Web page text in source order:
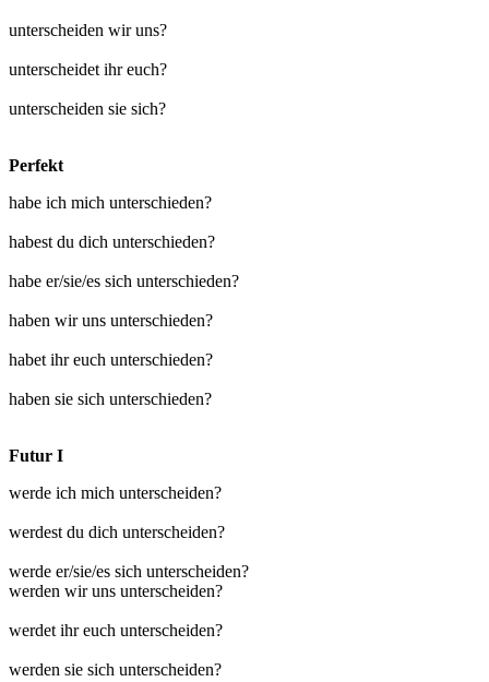
unterscheiden wir uns?
unterscheidet ihr euch?
unterscheiden sie sich?
Perfekt
habe ich mich unterschieden?
habest du dich unterschieden?
habe er/sie/es sich unterschieden?
haben wir uns unterschieden?
habet ihr euch unterschieden?
haben sie sich unterschieden?
Futur I
werde ich mich unterscheiden?
werdest du dich unterscheiden?
werde er/sie/es sich unterscheiden?
werden wir uns unterscheiden?
werdet ihr euch unterscheiden?
werden sie sich unterscheiden?